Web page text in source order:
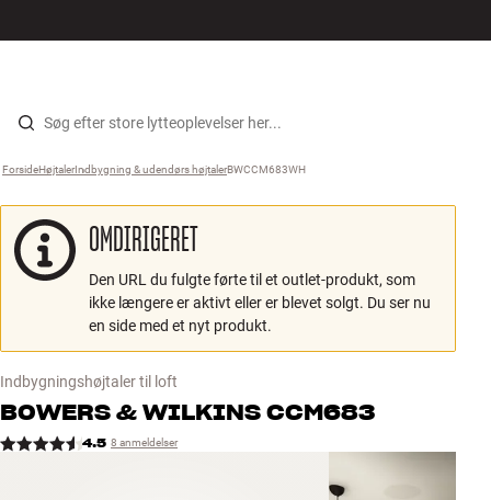
Gå til indhold
Højtaler
Høretelefoner
Surround
TV
Systemer
Kabler
Forside ›
Højtaler ›
Indbygning & udendørs højtaler ›
BWCCM683WH
OMDIRIGERET
Den URL du fulgte førte til et outlet-produkt, som
ikke længere er aktivt eller er blevet solgt. Du ser nu
en side med et nyt produkt.
Indbygningshøjtaler til loft
BOWERS & WILKINSCCM683
4.5 8 anmeldelser